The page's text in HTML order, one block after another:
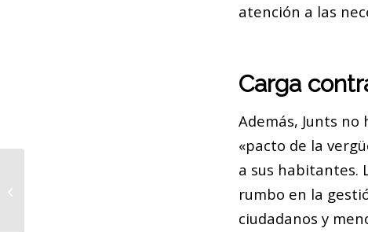
atención a las
Carga
Además, Junts
«pacto de la
a sus habitantes.
rumbo en la
ciudadanos y